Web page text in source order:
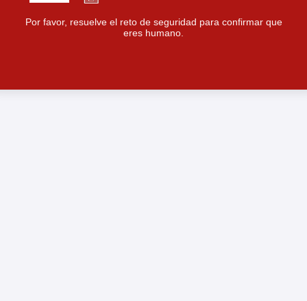
Por favor, resuelve el reto de seguridad para confirmar que
eres humano.